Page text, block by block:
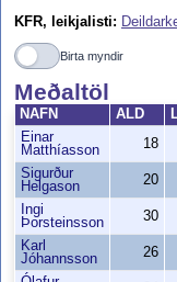
KFR, leikjalisti:
Birta myndir
Meðaltöl
NAFN ALD
Einar
Matthíasson
18
Sigurður
Helgason
20
Ingi
Þorsteinsson
30
Karl
Jóhannsson
26